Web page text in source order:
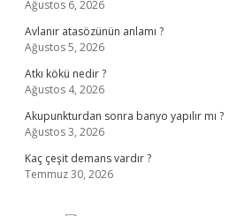
Ağustos 6, 2026
Avlanır atasözünün anlamı ?
Ağustos 5, 2026
Atkı kökü nedir ?
Ağustos 4, 2026
Akupunkturdan sonra banyo yapılır mı ?
Ağustos 3, 2026
Kaç çeşit demans vardır ?
Temmuz 30, 2026